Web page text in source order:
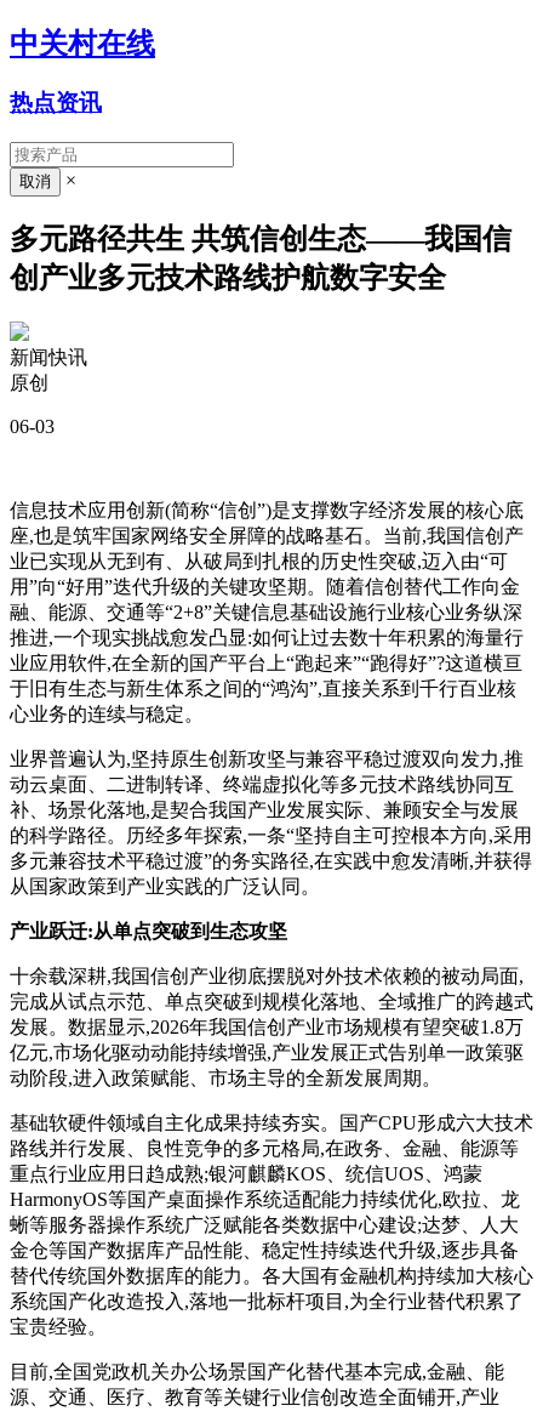
中关村在线
热点资讯
×
多元路径共生 共筑信创生态——我国信
创产业多元技术路线护航数字安全
新闻快讯
原创
06-03
信息技术应用创新(简称“信创”)是支撑数字经济发展的核心底
座,也是筑牢国家网络安全屏障的战略基石。当前,我国信创产
业已实现从无到有、从破局到扎根的历史性突破,迈入由“可
用”向“好用”迭代升级的关键攻坚期。随着信创替代工作向金
融、能源、交通等“2+8”关键信息基础设施行业核心业务纵深
推进,一个现实挑战愈发凸显:如何让过去数十年积累的海量行
业应用软件,在全新的国产平台上“跑起来”“跑得好”?这道横亘
于旧有生态与新生体系之间的“鸿沟”,直接关系到千行百业核
心业务的连续与稳定。
业界普遍认为,坚持原生创新攻坚与兼容平稳过渡双向发力,推
动云桌面、二进制转译、终端虚拟化等多元技术路线协同互
补、场景化落地,是契合我国产业发展实际、兼顾安全与发展
的科学路径。历经多年探索,一条“坚持自主可控根本方向,采用
多元兼容技术平稳过渡”的务实路径,在实践中愈发清晰,并获得
从国家政策到产业实践的广泛认同。
产业跃迁:从单点突破到生态攻坚
十余载深耕,我国信创产业彻底摆脱对外技术依赖的被动局面,
完成从试点示范、单点突破到规模化落地、全域推广的跨越式
发展。数据显示,2026年我国信创产业市场规模有望突破1.8万
亿元,市场化驱动动能持续增强,产业发展正式告别单一政策驱
动阶段,进入政策赋能、市场主导的全新发展周期。
基础软硬件领域自主化成果持续夯实。国产CPU形成六大技术
路线并行发展、良性竞争的多元格局,在政务、金融、能源等
重点行业应用日趋成熟;银河麒麟KOS、统信UOS、鸿蒙
HarmonyOS等国产桌面操作系统适配能力持续优化,欧拉、龙
蜥等服务器操作系统广泛赋能各类数据中心建设;达梦、人大
金仓等国产数据库产品性能、稳定性持续迭代升级,逐步具备
替代传统国外数据库的能力。各大国有金融机构持续加大核心
系统国产化改造投入,落地一批标杆项目,为全行业替代积累了
宝贵经验。
目前,全国党政机关办公场景国产化替代基本完成,金融、能
源、交通、医疗、教育等关键行业信创改造全面铺开,产业